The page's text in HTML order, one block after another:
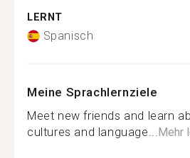
LERNT
Spanisch
Meine Sprachlernziele
Meet new friends and learn
cultures and language...Mehr